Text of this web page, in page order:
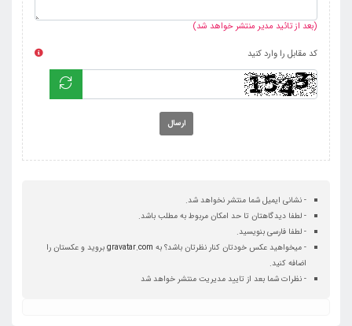
(بعد از تائید مدیر منتشر خواهد شد)
کد مقابل را وارد کنید
ارسال
- نشانی ایمیل شما منتشر نخواهد شد.
- لطفا دیدگاهتان تا حد امکان مربوط به مطلب باشد.
- لطفا فارسی بنویسید.
- میخواهید عکس خودتان کنار نظرتان باشد؟ به gravatar.comبروید و عکستان را
اضافه کنید.
- نظرات شما بعد از تایید مدیریت منتشر خواهد شد